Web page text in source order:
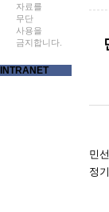
민
정
자료를
무단
사용을
금지합니다.
INTRANET